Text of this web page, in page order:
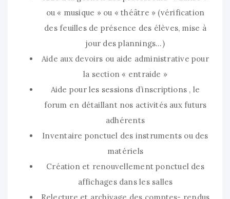
ou « musique » ou « théâtre » (vérification
des feuilles de présence des élèves, mise à
jour des plannings…)
Aide aux devoirs ou aide administrative pour
la section « entraide »
Aide pour les sessions d’inscriptions , le
forum en détaillant nos activités aux futurs
adhérents
Inventaire ponctuel des instruments ou des
matériels
Création et renouvellement ponctuel des
affichages dans les salles